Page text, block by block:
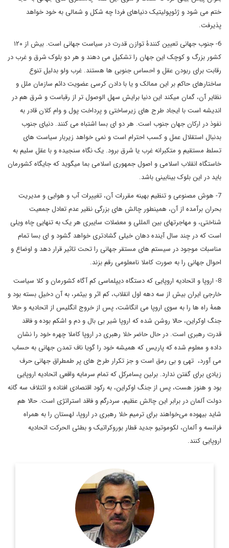
ختم می شود و ژئوپولیتیک دنیاهای فردا چه شکل و شمالی به خود خواهد
پذیرفت.
6- جنوب جهانی تعیین کنندۀ توازن قدرت در سیاست جهانی است. بیش از ۱۲۰
کشور بزرگ و کوچک این جهان را تشکیل می دهند و هر دو بلوک شرق و غرب در
رقابت برای ربودن عقل و احساس جنوبی ها هستند. غرب ولو بدلیل تنوع
ساختارهای حاکم بر این ممالک و یا با دادن کرسی عضویت دائم سازمان ملل و
نظایر آن، گمان میکند این دنیا برایش سهل الوصول تر از رقباست و شرق هم در
اندیشه است با ایجاد طرح های زیرساختی و پرداخت پول و وام کلان قادر به
نفوذ در ارکان جهان جنوب است. هر دو ای بسا اشتباه می کنند. دنیای جنوب
بدنبال استقلال عمل و کسب احترام است و نمی خواهد زیربار سیاست های
تسلط مستقیم و متکبرانه غرب یا شرق برود. یک نگاه سنجیده و با عقل سلیم به
خاستگاه انقلاب اسلامی و اصول جمهوری اسلامی بما میگوید که جایگاه کشورمان
باید در این بلوک بینابینی باشد.
7- هوش مصنوعی و تنظیم بهینه مقررات آن، تغییرات آب و هوایی و مدیریت
بحران برآمده از آن، همینطور چالش های بزرگی نظیر عدم تعادل جمعیت
شناختی، و مهاجرتهای بین المللی و معضلات سایبری هر یک به تنهایی چاه ویلی
است که در چند سال آینده دهان خیلی گشادتری خواهد گشود و ای بسا تمام
مناسبات موجود در سیستم های مستقر جهانی را تحت تاثیر قرار دهد و اوضاع و
احوال جهانی را به صورت کاملا نامعلومی رقم بزند.
8- اروپا و اتحادیه اروپایی که دستگاه دیپلماسی کم آگاه کشورمان و کلا سیاست
خارجی ایران بیش از سه دهه اول انقلاب، کم اثر و بیثمر، به آن دخیل بسته بود و
همۀ راه ها را به سوی اروپا می انگاشت، پس از خروج انگلیس از اتحادیه و حالا
جنگ اوکراین، حالا روشن شده که اروپا شیر بی بال و دم و اشکم بوده و فاقد
قدرت رهبری است. در حال حاضر خلا رهبری در اروپا کاملا چهره خود را نشان
داده و معلوم شده که پاریس که همیشه خود را گویا ناف تمدن جهانی به حساب
می آورد، تهی و بی رمق است و جز تکرار طرح های پر طمطراق جهانی حرف
زیادی برای گفتن ندارد. برلین پسامرکل که تمام سرمایه واقعی اتحادیه اروپایی
بود و هنوز هست، پس از جنگ اوکراین، به رکود اقتصادی افتاده و ائتلاف سه گانه
دولت آلمان در برابر این چالش عظیم، سردرگم و فاقد استراتژی است. حالا هم
شاید بیهوده می‌خواهند برای ترمیم خلا رهبری در اروپا، لهستان را به همراه
فرانسه و آلمان، لکوموتیو جدید قطار بوروکراتیک و بطئی الحرکت اتحادیه
اروپایی کنند.
مترجم و پژوهشگر و متخصص امور اروپا
اطلاعات بیشتر